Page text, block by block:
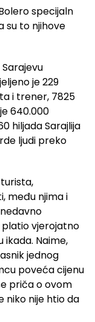
specijaln
su to njihove
je 229
i trener, 7825
640.000
hiljada Sarajlija
ljudi preko
među njima i
platio vjerojatno
ikada. Naime,
jednog
poveća cijenu
priča o ovom
niko nije htio da